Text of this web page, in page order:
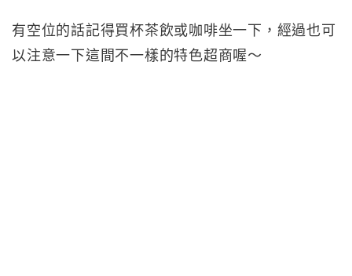
有空位的話記得買杯茶飲或咖啡坐一下，經過也可
以注意一下這間不一樣的特色超商喔～